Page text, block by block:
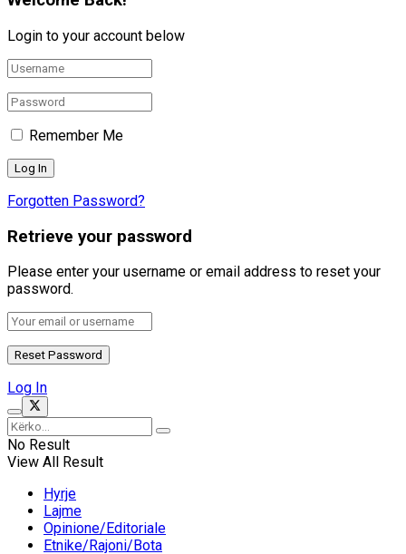
Login to your account below
Remember Me
Forgotten Password?
Retrieve your password
Please enter your username or email address to reset your
password.
Log In
No Result
View All Result
Hyrje
Lajme
Opinione/Editoriale
Etnike/Rajoni/Bota